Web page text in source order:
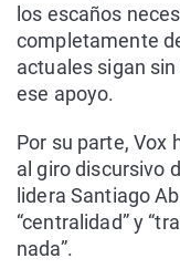
los escaños
completamente
actuales sigan
ese apoyo.
Por su parte, Vox
al giro discursivo
lidera Santiago
“centralidad” y
nada”.